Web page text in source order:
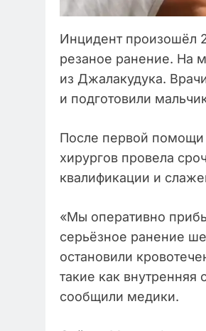
Инцидент произошёл
резаное ранение. На
из Джалакудука.
и подготовили
После первой помощи
хирургов провела
квалификации и
«Мы оперативно
серьёзное ранение
остановили
такие как
сообщили медики.